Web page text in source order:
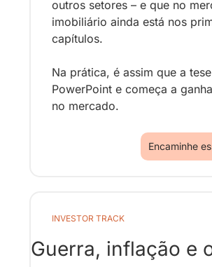
outros setores – e que no
imobiliário ainda está nos
capítulos.
Na prática, é assim que a
PowerPoint e começa a
no mercado.
Encaminhe
INVESTOR TRACK
Guerra, inflação e